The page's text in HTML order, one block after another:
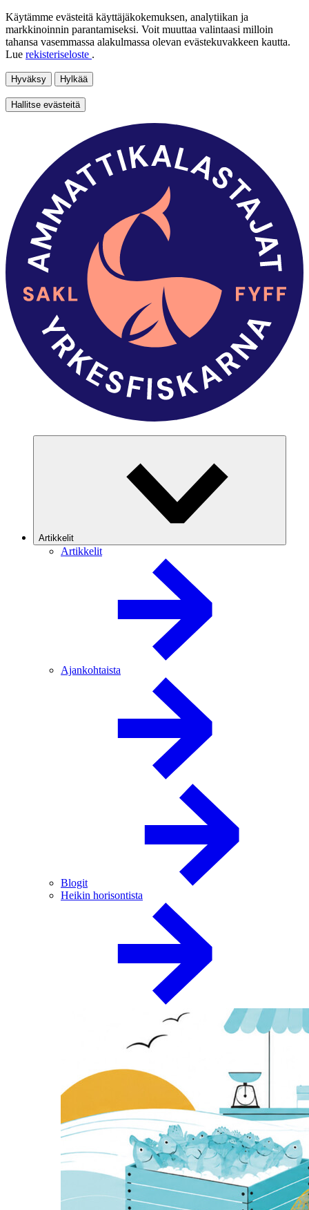
Käytämme evästeitä käyttäjäkokemuksen, analytiikan ja
markkinoinnin parantamiseksi. Voit muuttaa valintaasi milloin
tahansa vasemmassa alakulmassa olevan evästekuvakkeen kautta.
Lue rekisteriseloste .
Hyväksy Hylkää
Hallitse evästeitä
Artikkelit
Artikkelit
Ajankohtaista
Blogit
Heikin horisontista